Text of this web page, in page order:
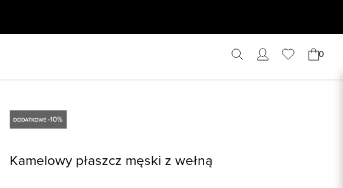
0
Kamelowy płaszcz męski z wełną